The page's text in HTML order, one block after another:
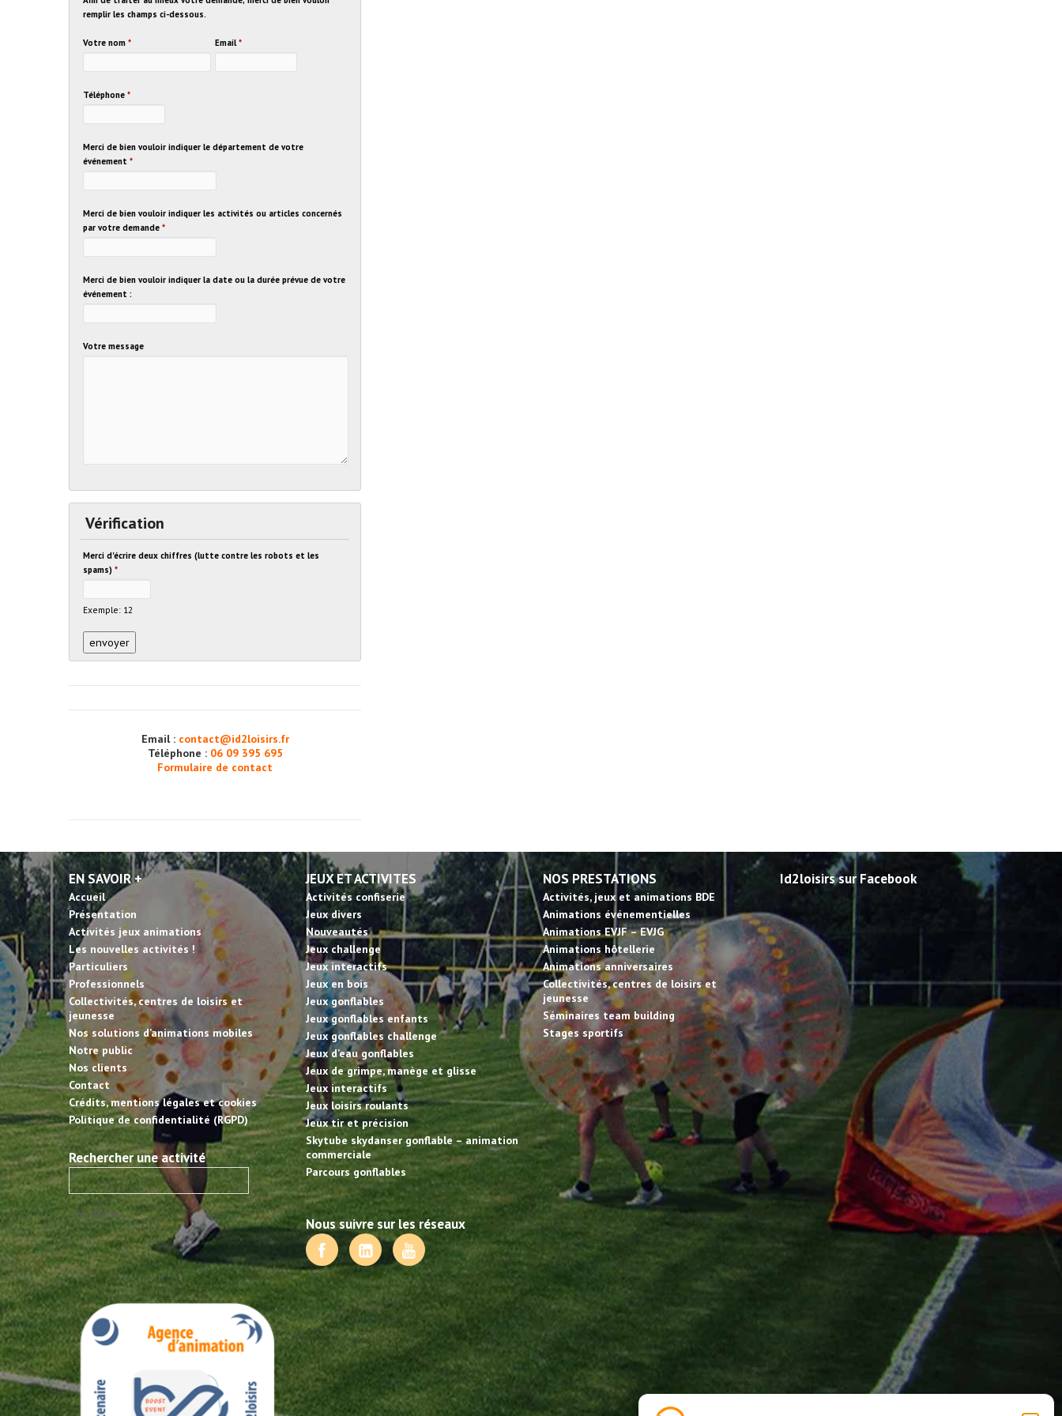
remplir les champs ci-dessous.
Votre nom* Email *
Téléphone*
Merci de bien vouloir indiquer le département de votre
événement*
Merci de bien vouloir indiquer les activités ou articles concernés
par votre demande*
Merci de bien vouloir indiquer la date ou la durée prévue de votre
événement :
Votre message
Vérification
Merci d'écrire deux chiffres (lutte contre les robots et les
spams)*
Exemple: 12
Email : contact@id2loisirs.fr
Téléphone : 06 09 395 695
Formulaire de contact
EN SAVOIR +
Accueil
Présentation
Activités jeux animations
Les nouvelles activités !
Particuliers
Professionnels
Collectivités, centres de loisirs et
jeunesse
Nos solutions d’animations mobiles
Notre public
Nos clients
Contact
Crédits, mentions légales et cookies
Politique de confidentialité (RGPD)
Rechercher une activité
JEUX ET ACTIVITES
Activités confiserie
Jeux divers
Nouveautés
Jeux challenge
Jeux interactifs
Jeux en bois
Jeux gonflables
Jeux gonflables enfants
Jeux gonflables challenge
Jeux d’eau gonflables
Jeux de grimpe, manège et glisse
Jeux interactifs
Jeux loisirs roulants
Jeux tir et précision
Skytube skydanser gonflable – animation
commerciale
Parcours gonflables
Nous suivre sur les réseaux
NOS PRESTATIONS
Activités, jeux et animations BDE
Animations événementielles
Animations EVJF – EVJG
Animations hôtellerie
Animations anniversaires
Collectivités, centres de loisirs et
jeunesse
Séminaires team building
Stages sportifs
Id2loisirs sur Facebook